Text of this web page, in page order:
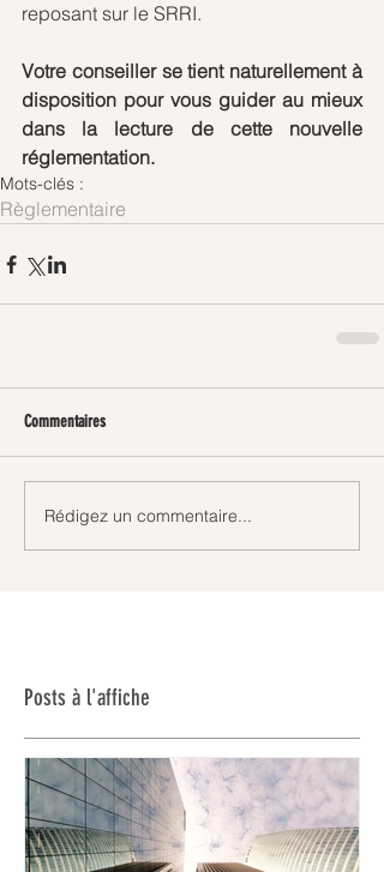
reposant sur le SRRI.
Votre conseiller se tient naturellement à
disposition pour vous guider au mieux
dans la lecture de cette nouvelle
réglementation.
Mots-clés :
Règlementaire
Commentaires
Rédigez un commentaire...
Posts à l'affiche